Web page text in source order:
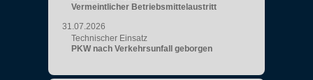
Vermeintlicher Betriebsmittelaustritt
31.07.2026
Technischer Einsatz
PKW nach Verkehrsunfall geborgen